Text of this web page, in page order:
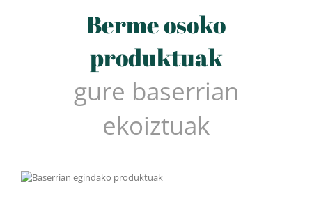
Berme osoko
produktuak
gure baserrian
ekoiztuak